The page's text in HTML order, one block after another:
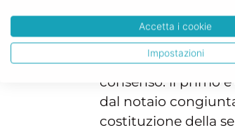
Come si
Nel caso di
consenso: il primo
dal notaio
costituzione della
Accetta i cookie
Impostazioni